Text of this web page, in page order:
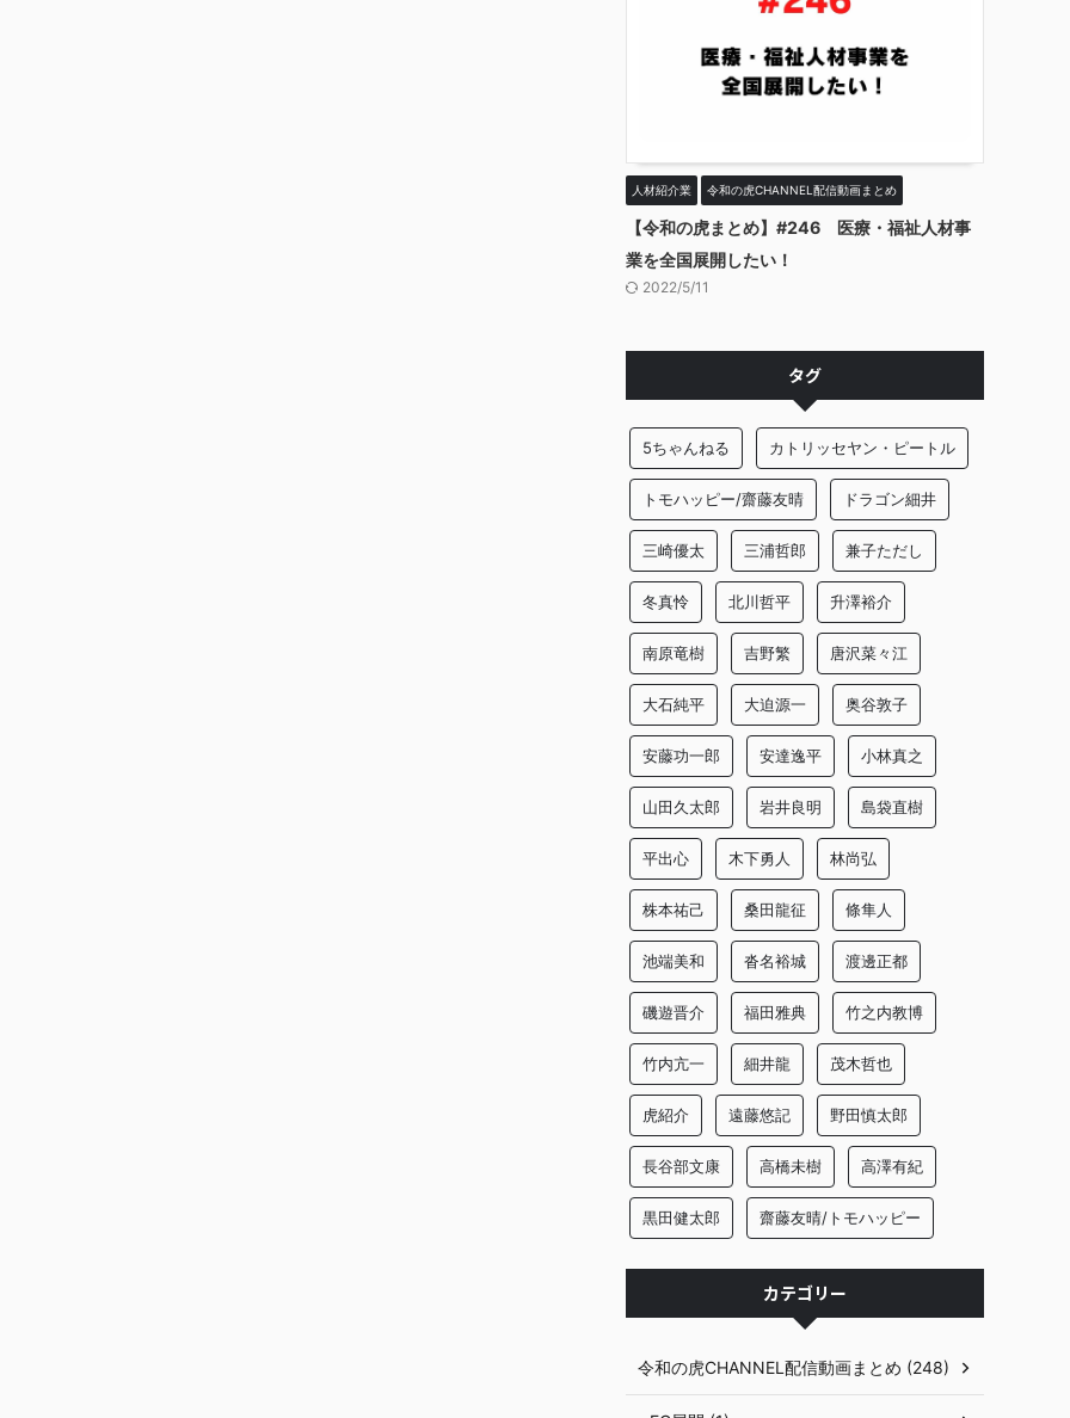
人材紹介業 令和の虎CHANNEL配信動画まとめ
【令和の虎まとめ】#246 医療・福祉人材事
業を全国展開したい！
2022/5/11
タグ
5ちゃんねる カトリッセヤン・ピートル
トモハッピー/齋藤友晴 ドラゴン細井
三崎優太 三浦哲郎 兼子ただし
冬真怜 北川哲平 升澤裕介
南原竜樹 吉野繁 唐沢菜々江
大石純平 大迫源一 奥谷敦子
安藤功一郎 安達逸平 小林真之
山田久太郎 岩井良明 島袋直樹
平出心 木下勇人 林尚弘
株本祐己 桑田龍征 條隼人
池端美和 沓名裕城 渡邊正都
磯遊晋介 福田雅典 竹之内教博
竹内亢一 細井龍 茂木哲也
虎紹介 遠藤悠記 野田慎太郎
長谷部文康 高橋未樹 高澤有紀
黒田健太郎 齋藤友晴/トモハッピー
カテゴリー
令和の虎CHANNEL配信動画まとめ (248)